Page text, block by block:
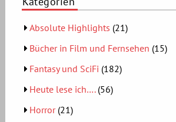
Absolute Highlights (21)
Bücher in Film und Fernsehen (15)
Fantasy und SciFi (182)
Heute lese ich….(56)
Horror(21)